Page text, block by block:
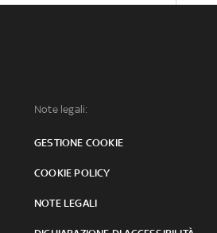
Note legali:
GESTIONE COOKIE
COOKIE POLICY
NOTE LEGALI